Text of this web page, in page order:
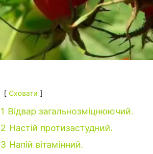
Сховати
1 Відвар загальнозміцнюючий.
2 Настій протизастудний.
3 Напій вітамінний.